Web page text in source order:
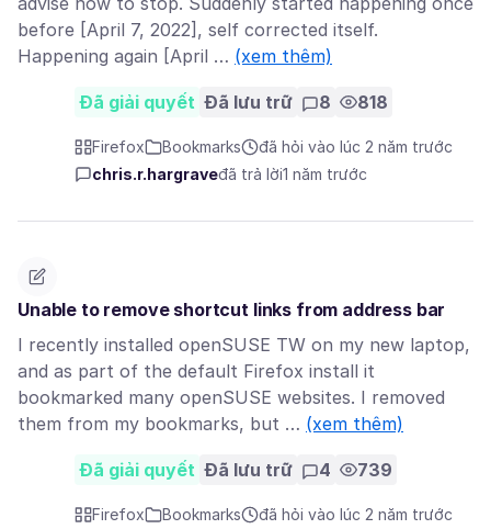
before [April 7, 2022], self corrected itself.
Happening again [April … (xem thêm)
Đã giải quyết Đã lưu trữ 8 818
Firefox Bookmarks
đã hỏi vào lúc 2 năm trước
chris.r.hargraveđã trả lời1 năm trước
Unable to remove shortcut links from address bar
I recently installed openSUSE TW on my new laptop,
and as part of the default Firefox install it
bookmarked many openSUSE websites. I removed
them from my bookmarks, but … (xem thêm)
Đã giải quyết Đã lưu trữ 4 739
Firefox Bookmarks
đã hỏi vào lúc 2 năm trước